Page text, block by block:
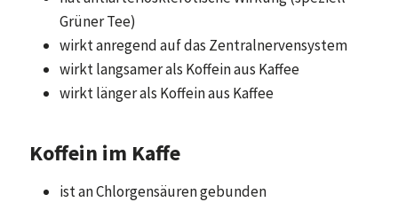
Grüner Tee)
wirkt anregend auf das Zentralnervensystem
wirkt langsamer als Koffein aus Kaffee
wirkt länger als Koffein aus Kaffee
Koffein im Kaffe
ist an Chlorgensäuren gebunden